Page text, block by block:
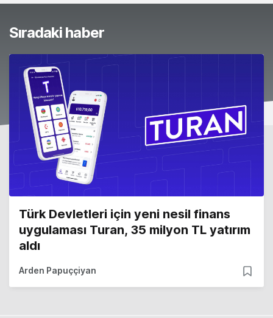
Sıradaki haber
Türk Devletleri için yeni nesil finans
uygulaması Turan, 35 milyon TL yatırım
aldı
Arden Papuççiyan